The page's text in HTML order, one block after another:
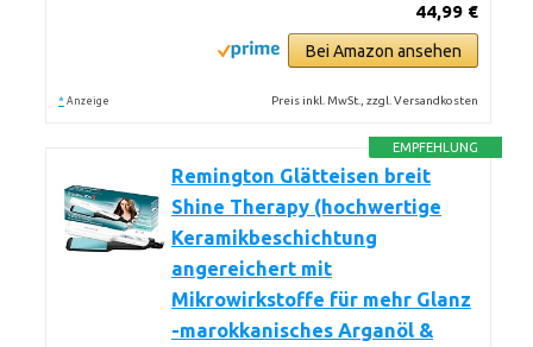
44,99 €
Bei Amazon ansehen
* Anzeige Preis inkl. MwSt., zzgl. Versandkosten
EMPFEHLUNG
Remington Glätteisen breit
Shine Therapy (hochwertige
Keramikbeschichtung
angereichert mit
Mikrowirkstoffe für mehr Glanz
-marokkanisches Arganöl &